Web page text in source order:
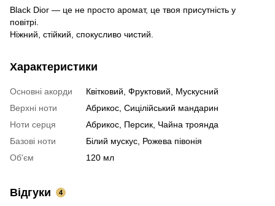
Black Dior — це не просто аромат, це твоя присутність у
повітрі.
Ніжний, стійкий, спокусливо чистий.
Характеристики
Основні акорди
Квітковий, Фруктовий, Мускусний
Верхні ноти
Абрикос, Сицілійський мандарин
Ноти серця
Абрикос, Персик, Чайна троянда
Базові ноти
Білий мускус, Рожева півонія
Об'єм
120 мл
Відгуки 4